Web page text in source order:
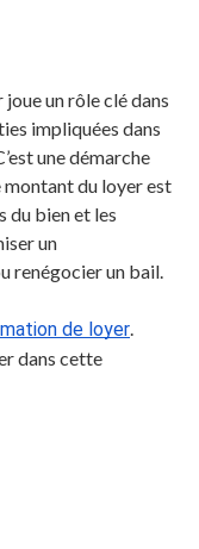
un rôle clé dans
impliquées dans
une démarche
montant du loyer est
du bien et les
un
renégocier un bail.
de loyer.
dans cette